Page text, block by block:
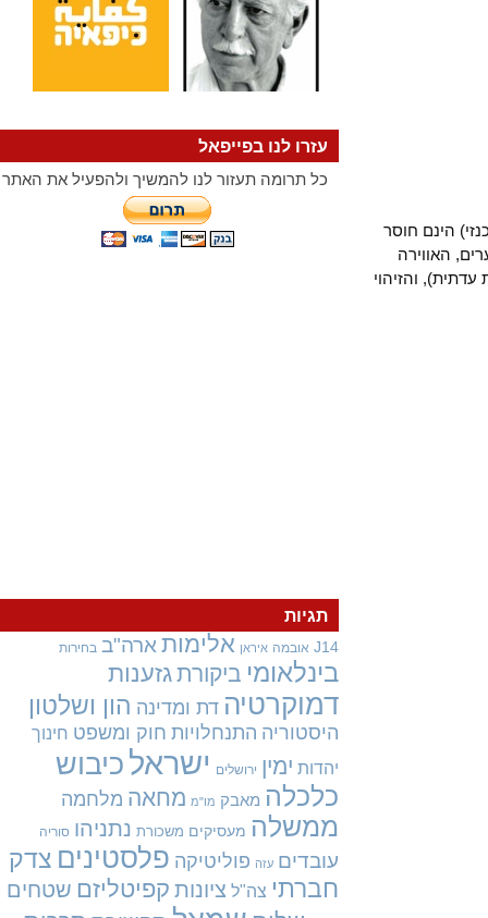
הינם חוסר
האווירה
והזיהוי
עזרו לנו בפייפאל
כל תרומה תעזור לנו להמשיך ולהפעיל את האתר
תגיות
J14 אובמה איראן אלימות ארה"ב בחירות
בינלאומיביקורתגזענות
דמוקרטיה דת ומדינההון ושלטון
היסטוריה התנחלויות חוק ומשפט חינוך
יהדות ימין ירושלים ישראלכיבוש
כלכלה מאבק מו"מ מחאהמלחמה
ממשלה מעסיקים משכורת נתניהו סוריה
עובדים עזה פוליטיקה פלסטיניםצדק
חברתי צה"ל ציונותקפיטליזםשטחים